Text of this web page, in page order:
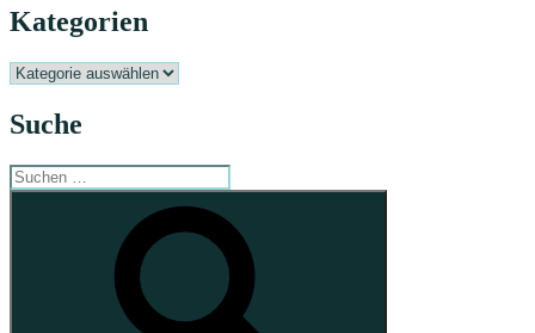
Kategorien
Kategorien
Suche
Suchen
nach: